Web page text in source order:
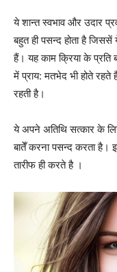
ये शान्त स्वभाव और उदार
बहुत ही पसन्द होता है
हैं। यह काम क्रिया के प्रति
में प्राय: मतभेद भी होते
रहती है।
ये अपने अतिथि सत्कार के
बातेँ करना पसन्द करता है।
तारीफ ही करते है ।